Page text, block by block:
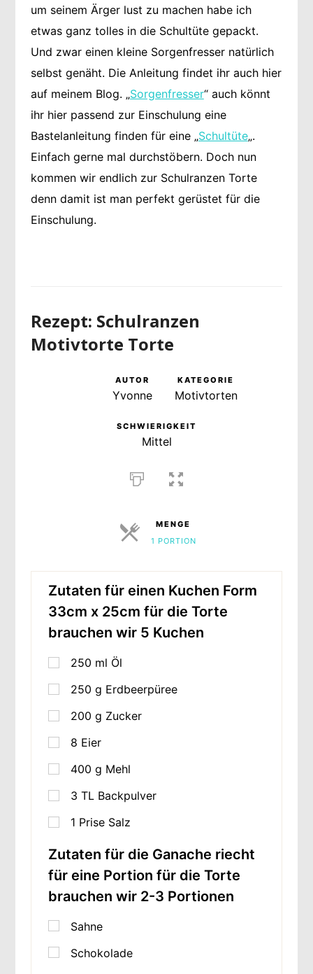
um seinem Ärger lust zu machen habe ich
etwas ganz tolles in die Schultüte gepackt.
Und zwar einen kleine Sorgenfresser natürlich
selbst genäht. Die Anleitung findet ihr auch hier
auf meinem Blog. „Sorgenfresser“ auch könnt
ihr hier passend zur Einschulung eine
Bastelanleitung finden für eine „Schultüte„.
Einfach gerne mal durchstöbern. Doch nun
kommen wir endlich zur Schulranzen Torte
denn damit ist man perfekt gerüstet für die
Einschulung.
Rezept: Schulranzen
Motivtorte Torte
AUTOR
Yvonne
KATEGORIE
Motivtorten
SCHWIERIGKEIT
Mittel
MENGE
1 PORTION
Zutaten für einen Kuchen Form
33cm x 25cm für die Torte
brauchen wir 5 Kuchen
250 ml Öl
250 g Erdbeerpüree
200 g Zucker
8 Eier
400 g Mehl
3 TL Backpulver
1 Prise Salz
Zutaten für die Ganache riecht
für eine Portion für die Torte
brauchen wir 2-3 Portionen
Sahne
Schokolade